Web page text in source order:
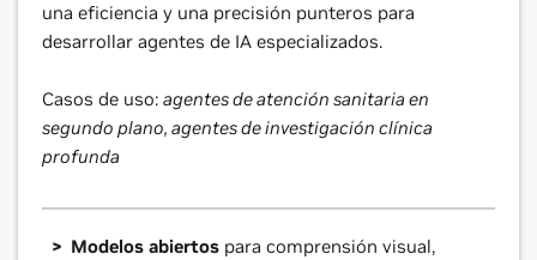
una eficiencia y una precisión punteros para
desarrollar agentes de IA especializados.
Casos de uso: agentes de atención sanitaria en
segundo plano, agentes de investigación clínica
profunda
Modelos abiertos para comprensión visual,